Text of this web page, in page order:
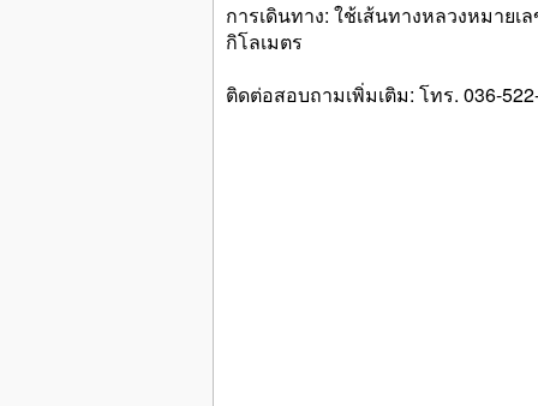
การเดินทาง: ใช้เส้นทางหลวงหมายเ
กิโลเมตร
ติดต่อสอบถามเพิ่มเติม: โทร. 036-